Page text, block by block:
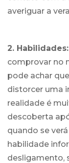
averiguar a
2. Habilidades:
comprovar no
pode achar
distorcer uma
realidade é
descoberta
quando se
habilidade
desligamento,